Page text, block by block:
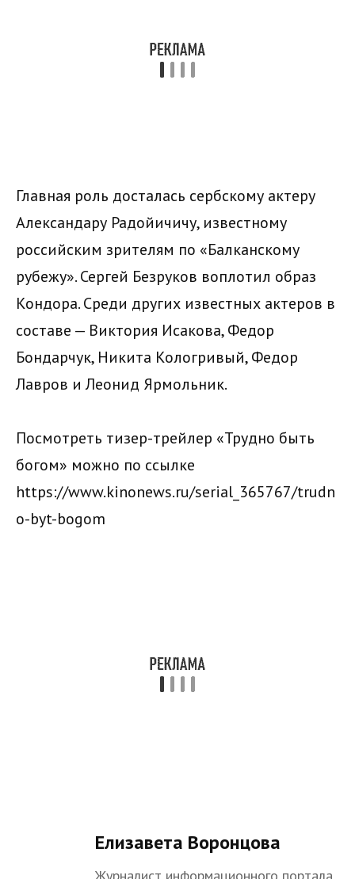
Главная роль досталась сербскому актеру
Александару Радойичичу, известному
российским зрителям по «Балканскому
рубежу». Сергей Безруков воплотил образ
Кондора. Среди других известных актеров в
составе — Виктория Исакова, Федор
Бондарчук, Никита Кологривый, Федор
Лавров и Леонид Ярмольник.
Посмотреть тизер-трейлер «Трудно быть
богом» можно по ссылке
https://www.kinonews.ru/serial_365767/trudn
o-byt-bogom
Елизавета Воронцова